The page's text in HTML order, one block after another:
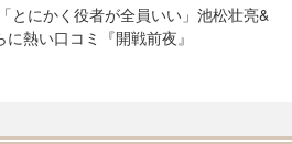
とにかく役者が全員いい」池松壮亮&
に熱い口コミ『開戦前夜』